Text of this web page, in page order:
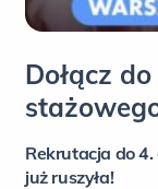
Dołącz
Rekrutacja do
już ruszyła!